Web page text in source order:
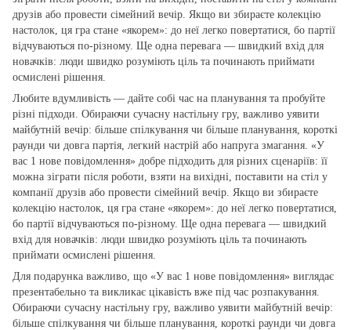
друзів або провести сімейний вечір. Якщо ви збираєте колекцію
настолок, ця гра стане «якорем»: до неї легко повертатися, бо партії
відчуваються по‑різному. Ще одна перевага — швидкий вхід для
новачків: люди швидко розуміють ціль та починають приймати
осмислені рішення.
Любите вдумливість — дайте собі час на планування та пробуйте
різні підходи. Обираючи сучасну настільну гру, важливо уявити
майбутній вечір: більше спілкування чи більше планування, короткі
раунди чи довга партія, легкий настрій або напруга змагання. «У
вас 1 нове повідомлення» добре підходить для різних сценаріїв: її
можна зіграти після роботи, взяти на вихідні, поставити на стіл у
компанії друзів або провести сімейний вечір. Якщо ви збираєте
колекцію настолок, ця гра стане «якорем»: до неї легко повертатися,
бо партії відчуваються по‑різному. Ще одна перевага — швидкий
вхід для новачків: люди швидко розуміють ціль та починають
приймати осмислені рішення.
Для подарунка важливо, що «У вас 1 нове повідомлення» виглядає
презентабельно та викликає цікавість вже під час розпакування.
Обираючи сучасну настільну гру, важливо уявити майбутній вечір:
більше спілкування чи більше планування, короткі раунди чи довга